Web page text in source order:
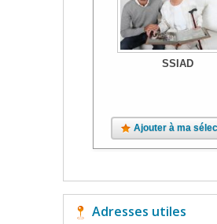
SSIAD
Ajouter à ma
Adresses utiles